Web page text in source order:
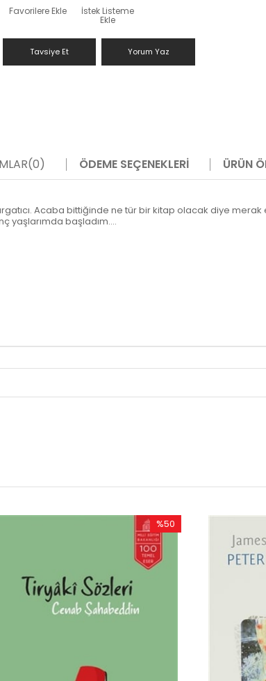
Favorilere Ekle İstek Listeme
Ekle
Tavsiye Et Yorum Yaz
(0) ÖDEME SEÇENEKLERI ÜRÜN
Acaba bittiğinde ne tür bir kitap olacak diye
yaşlarımda başladım....
İndirim
%50İndirim